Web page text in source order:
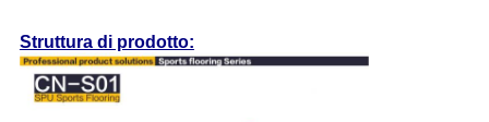
Struttura di prodotto: